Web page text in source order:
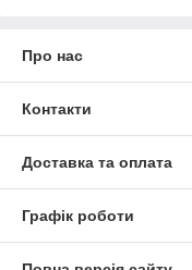
Про нас
Контакти
Доставка та оплата
Графік роботи